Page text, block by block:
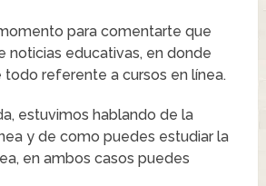
para comentarte que
noticias educativas, en donde
referente a cursos en línea.
estuvimos hablando de la
y de como puedes estudiar la
en ambos casos puedes